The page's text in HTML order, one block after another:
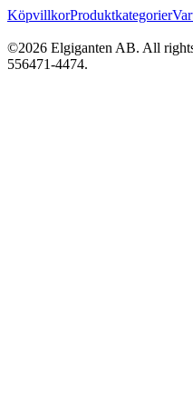
KöpvillkorProduktkategorier
©2026 Elgiganten AB. All
556471-4474.